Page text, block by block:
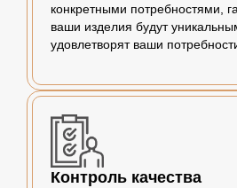
конкретными потребностями,
ваши изделия будут
удовлетворят ваши
Контроль качества